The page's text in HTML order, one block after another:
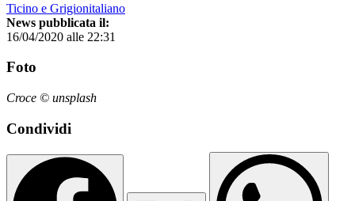
Ticino e Grigionitaliano
News pubblicata il:
16/04/2020 alle 22:31
Foto
Croce © unsplash
Condividi